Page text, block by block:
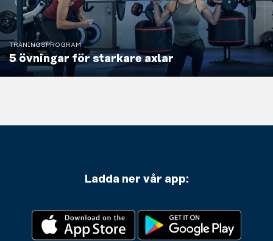
TRÄNINGSPROGRAM
5 övningar för starkare axlar
Ladda ner vår app: